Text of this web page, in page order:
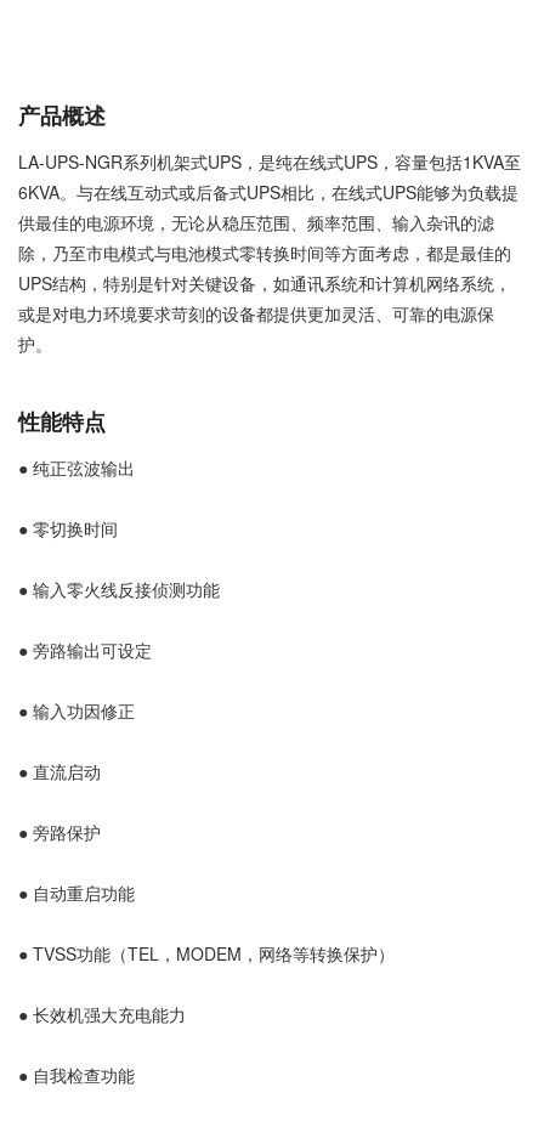
产品概述
LA-UPS-NGR系列机架式UPS，是纯在线式UPS，容量包括1KVA至
6KVA。与在线互动式或后备式UPS相比，在线式UPS能够为负载提
供最佳的电源环境，无论从稳压范围、频率范围、输入杂讯的滤
除，乃至市电模式与电池模式零转换时间等方面考虑，都是最佳的
UPS结构，特别是针对关键设备，如通讯系统和计算机网络系统，
或是对电力环境要求苛刻的设备都提供更加灵活、可靠的电源保
护。
性能特点
● 纯正弦波输出
● 零切换时间
● 输入零火线反接侦测功能
● 旁路输出可设定
● 输入功因修正
● 直流启动
● 旁路保护
● 自动重启功能
● TVSS功能（TEL，MODEM，网络等转换保护）
● 长效机强大充电能力
● 自我检查功能